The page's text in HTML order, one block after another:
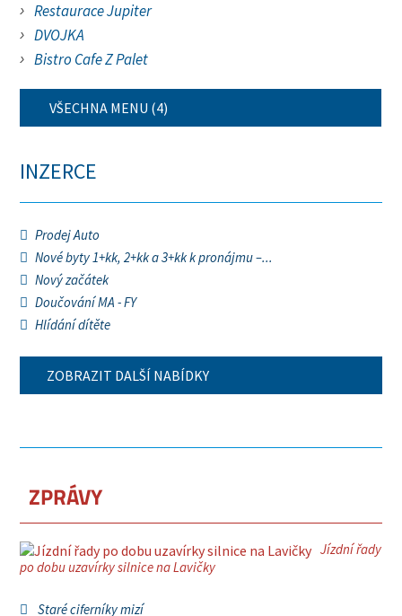
Restaurace Jupiter
DVOJKA
Bistro Cafe Z Palet
VŠECHNA MENU (4)
INZERCE
Prodej Auto
Nové byty 1+kk, 2+kk a 3+kk k pronájmu –...
Nový začátek
Doučování MA - FY
Hlídání dítěte
ZOBRAZIT DALŠÍ NABÍDKY
ZPRÁVY
Jízdní řady
po dobu uzavírky silnice na Lavičky
Staré ciferníky mizí